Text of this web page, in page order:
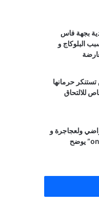
بجهة فاس
البلوكاج و
حرمانها
للالتحاق
ولعجاجرة و